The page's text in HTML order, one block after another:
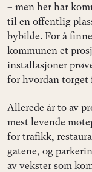
– men her har
til en offentlig
bybilde. For å
kommunen et
installasjoner
for hvordan torget
Allerede år to av
mest levende
for trafikk,
gatene, og
av vekster som